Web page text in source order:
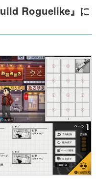
Roguelike』に